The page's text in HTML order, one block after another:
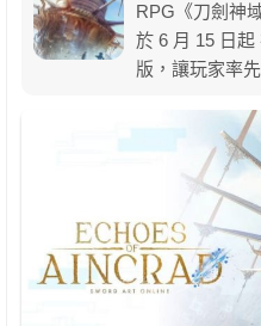
RPG《刀劍神
於 6 月 15 日
版，讓玩家率